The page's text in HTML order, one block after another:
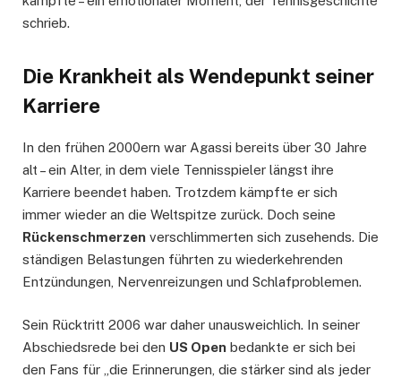
schrieb.
Die Krankheit als Wendepunkt seiner
Karriere
In den frühen 2000ern war Agassi bereits über 30 Jahre
alt – ein Alter, in dem viele Tennisspieler längst ihre
Karriere beendet haben. Trotzdem kämpfte er sich
immer wieder an die Weltspitze zurück. Doch seine
Rückenschmerzen verschlimmerten sich zusehends. Die
ständigen Belastungen führten zu wiederkehrenden
Entzündungen, Nervenreizungen und Schlafproblemen.
Sein Rücktritt 2006 war daher unausweichlich. In seiner
Abschiedsrede bei den US Open bedankte er sich bei
den Fans für „die Erinnerungen, die stärker sind als jeder